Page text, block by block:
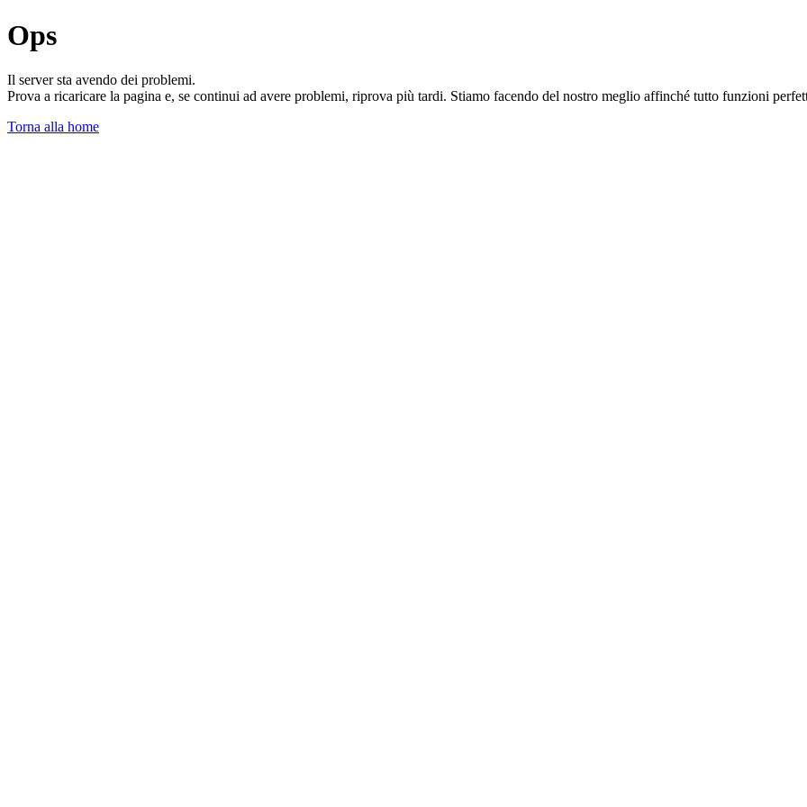
Ops
Il server sta avendo dei problemi.
Prova a ricaricare la pagina e, se continui ad avere problemi, riprova più tardi. Stiamo facendo del nostro meglio affinché tutto funzioni
Torna alla home